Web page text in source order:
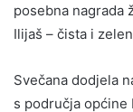
posebna nagrada
Ilijaš – čista i
Svečana dodjela
s područja